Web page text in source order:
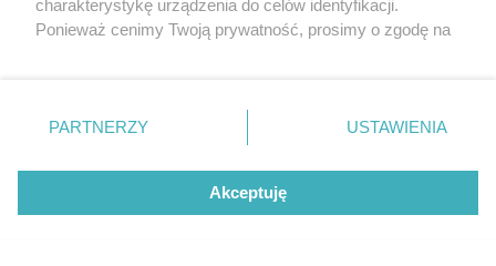
Aktualności
Tcz24
Historia miasta
Muzyka i kultura
Archiwum wydarzeń
Zdjęcia miasta
charakterystykę urządzenia do celów identyfikacji.
Ponieważ cenimy Twoją prywatność, prosimy o zgodę na
znajdujący się w lewym dolnym rogu strony
. Niektóre
przetwarzaniu. Preferencje będą miały zastosowania tylko
PARTNERZY USTAWIENIA
Akceptuję